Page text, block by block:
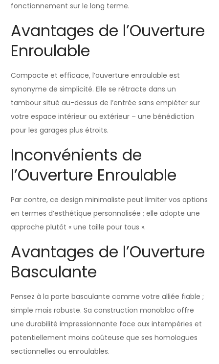
fonctionnement sur le long terme.
Avantages de l’Ouverture
Enroulable
Compacte et efficace, l’ouverture enroulable est
synonyme de simplicité. Elle se rétracte dans un
tambour situé au-dessus de l’entrée sans empiéter sur
votre espace intérieur ou extérieur – une bénédiction
pour les garages plus étroits.
Inconvénients de
l’Ouverture Enroulable
Par contre, ce design minimaliste peut limiter vos options
en termes d’esthétique personnalisée ; elle adopte une
approche plutôt « une taille pour tous ».
Avantages de l’Ouverture
Basculante
Pensez à la porte basculante comme votre alliée fiable ;
simple mais robuste. Sa construction monobloc offre
une durabilité impressionnante face aux intempéries et
potentiellement moins coûteuse que ses homologues
sectionnelles ou enroulables.